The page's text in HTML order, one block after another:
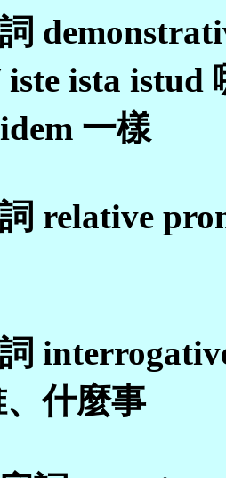
iste ista
一樣
relative
什麼事